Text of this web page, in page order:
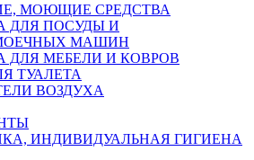
МОЮЩИЕ СРЕДСТВА
ДЛЯ ПОСУДЫ И
МАШИН
ДЛЯ МЕБЕЛИ И КОВРОВ
ТУАЛЕТА
ВОЗДУХА
ИНДИВИДУАЛЬНАЯ ГИГИЕНА